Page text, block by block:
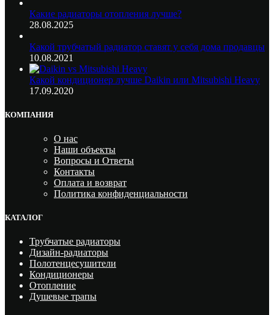
Какие радиаторы отопления лучше?
28.08.2025
Какой трубчатый радиатор ставят у себя дома продавцы
10.08.2021
Какой кондиционер лучше Daikin или Mitsubishi Heavy
17.09.2020
КОМПАНИЯ
О нас
Наши объекты
Вопросы и Ответы
Контакты
Оплата и возврат
Политика конфиденциальности
КАТАЛОГ
Трубчатые радиаторы
Дизайн-радиаторы
Полотенцесушители
Кондиционеры
Отопление
Душевые трапы